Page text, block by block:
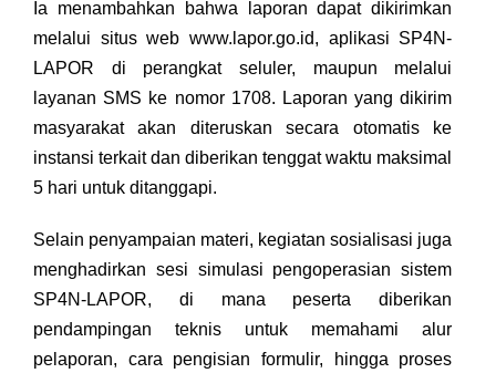
Ia menambahkan bahwa laporan dapat dikirimkan
melalui situs web www.lapor.go.id, aplikasi SP4N-
LAPOR di perangkat seluler, maupun melalui
layanan SMS ke nomor 1708. Laporan yang dikirim
masyarakat akan diteruskan secara otomatis ke
instansi terkait dan diberikan tenggat waktu maksimal
5 hari untuk ditanggapi.
Selain penyampaian materi, kegiatan sosialisasi juga
menghadirkan sesi simulasi pengoperasian sistem
SP4N-LAPOR, di mana peserta diberikan
pendampingan teknis untuk memahami alur
pelaporan, cara pengisian formulir, hingga proses